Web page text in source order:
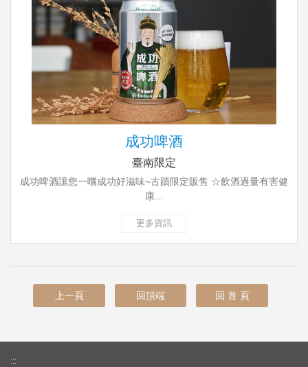
成功啤酒
臺南限定
成功啤酒讓您一嚐成功好滋味~古蹟限定販售 ☆飲酒過量有害健
康...
更多資訊
上一頁 回頂端 回 首 頁
:::